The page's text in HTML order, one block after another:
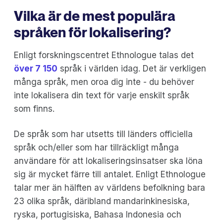
Vilka är de mest populära
språken för lokalisering?
Enligt forskningscentret Ethnologue talas det
över 7 150 språk i världen idag. Det är verkligen
många språk, men oroa dig inte - du behöver
inte lokalisera din text för varje enskilt språk
som finns.
De språk som har utsetts till länders officiella
språk och/eller som har tillräckligt många
användare för att lokaliseringsinsatser ska löna
sig är mycket färre till antalet. Enligt Ethnologue
talar mer än hälften av världens befolkning bara
23 olika språk, däribland mandarinkinesiska,
ryska, portugisiska, Bahasa Indonesia och